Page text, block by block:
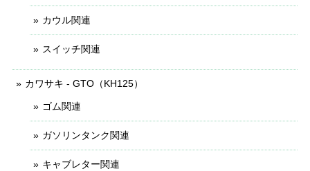
カウル関連
スイッチ関連
カワサキ - GTO（KH125）
ゴム関連
ガソリンタンク関連
キャブレター関連